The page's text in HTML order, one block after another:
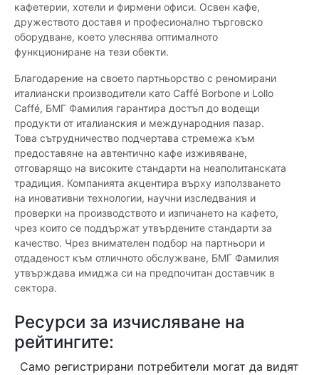
кафетерии, хотели и фирмени офиси. Освен кафе,
дружеството доставя и професионално търговско
оборудване, което улеснява оптималното
функциониране на тези обекти.
Благодарение на своето партньорство с реномирани
италиански производители като Caffé Borbone и Lollo
Caffé, БМГ Фамилия гарантира достъп до водещи
продукти от италианския и международния пазар.
Това сътрудничество подчертава стремежа към
предоставяне на автентично кафе изживяване,
отговарящо на високите стандарти на неаполитанската
традиция. Компанията акцентира върху използването
на иновативни технологии, научни изследвания и
проверки на производството и изпичането на кафето,
чрез които се поддържат утвърдените стандарти за
качество. Чрез внимателен подбор на партньори и
отдаденост към отличното обслужване, БМГ Фамилия
утвърждава имиджа си на предпочитан доставчик в
сектора.
Ресурси за изчисляване на
рейтингите:
Само регистрирани потребители могат да видят